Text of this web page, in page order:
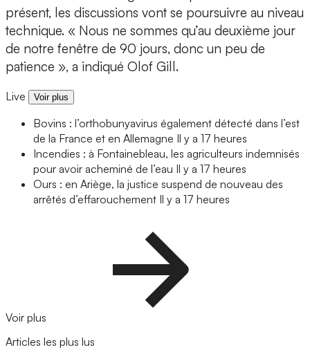
présent, les discussions vont se poursuivre au niveau
technique. « Nous ne sommes qu’au deuxième jour
de notre fenêtre de 90 jours, donc un peu de
patience », a indiqué Olof Gill.
Live Voir plus
Bovins : l’orthobunyavirus également détecté dans l’est
de la France et en Allemagne Il y a 17 heures
Incendies : à Fontainebleau, les agriculteurs indemnisés
pour avoir acheminé de l’eau Il y a 17 heures
Ours : en Ariège, la justice suspend de nouveau des
arrêtés d’effarouchement Il y a 17 heures
Voir plus
Articles les plus lus